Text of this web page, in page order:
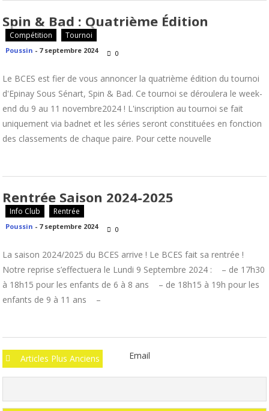
Spin & Bad : Quatrième Édition
Compétition Tournoi
Poussin - 7 septembre 2024 0
Le BCES est fier de vous annoncer la quatrième édition du tournoi
d'Epinay Sous Sénart, Spin & Bad. Ce tournoi se déroulera le week-
end du 9 au 11 novembre2024 ! L'inscription au tournoi se fait
uniquement via badnet et les séries seront constituées en fonction
des classements de chaque paire. Pour cette nouvelle
Rentrée Saison 2024-2025
Info Club Rentrée
Poussin - 7 septembre 2024 0
La saison 2024/2025 du BCES arrive ! Le BCES fait sa rentrée !
Notre reprise s’effectuera le Lundi 9 Septembre 2024 : – de 17h30
à 18h15 pour les enfants de 6 à 8 ans – de 18h15 à 19h pour les
enfants de 9 à 11 ans –
Navigation
des
articles
Articles Plus Anciens Email